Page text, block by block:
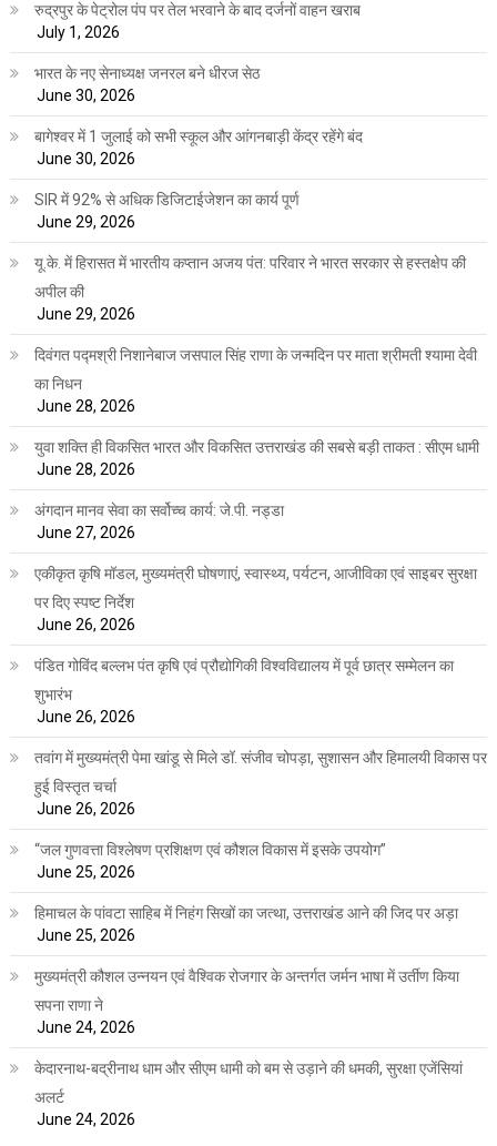
रुद्रपुर के पेट्रोल पंप पर तेल भरवाने के बाद दर्जनों वाहन खराब
July 1, 2026
भारत के नए सेनाध्यक्ष जनरल बने धीरज सेठ
June 30, 2026
बागेश्वर में 1 जुलाई को सभी स्कूल और आंगनबाड़ी केंद्र रहेंगे बंद
June 30, 2026
SIR में 92% से अधिक डिजिटाईजेशन का कार्य पूर्ण
June 29, 2026
यू.के. में हिरासत में भारतीय कप्तान अजय पंत: परिवार ने भारत सरकार से हस्तक्षेप की
अपील की
June 29, 2026
दिवंगत पद्मश्री निशानेबाज जसपाल सिंह राणा के जन्मदिन पर माता श्रीमती श्यामा देवी
का निधन
June 28, 2026
युवा शक्ति ही विकसित भारत और विकसित उत्तराखंड की सबसे बड़ी ताकत : सीएम धामी
June 28, 2026
अंगदान मानव सेवा का सर्वोच्च कार्य: जे.पी. नड्डा
June 27, 2026
एकीकृत कृषि मॉडल, मुख्यमंत्री घोषणाएं, स्वास्थ्य, पर्यटन, आजीविका एवं साइबर सुरक्षा
पर दिए स्पष्ट निर्देश
June 26, 2026
पंडित गोविंद बल्लभ पंत कृषि एवं प्रौद्योगिकी विश्वविद्यालय में पूर्व छात्र सम्मेलन का
शुभारंभ
June 26, 2026
तवांग में मुख्यमंत्री पेमा खांडू से मिले डॉ. संजीव चोपड़ा, सुशासन और हिमालयी विकास पर
हुई विस्तृत चर्चा
June 26, 2026
“जल गुणवत्ता विश्लेषण प्रशिक्षण एवं कौशल विकास में इसके उपयोग”
June 25, 2026
हिमाचल के पांवटा साहिब में निहंग सिखों का जत्था, उत्तराखंड आने की जिद पर अड़ा
June 25, 2026
मुख्यमंत्री कौशल उन्नयन एवं वैश्विक रोजगार के अन्तर्गत जर्मन भाषा में उर्तीण किया
सपना राणा ने
June 24, 2026
केदारनाथ-बद्रीनाथ धाम और सीएम धामी को बम से उड़ाने की धमकी, सुरक्षा एजेंसियां
अलर्ट
June 24, 2026